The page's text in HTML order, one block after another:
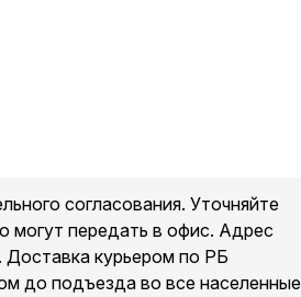
согласования. Уточняйте
могут передать в офис. Адрес
курьером по РБ
до подъезда во все населенные